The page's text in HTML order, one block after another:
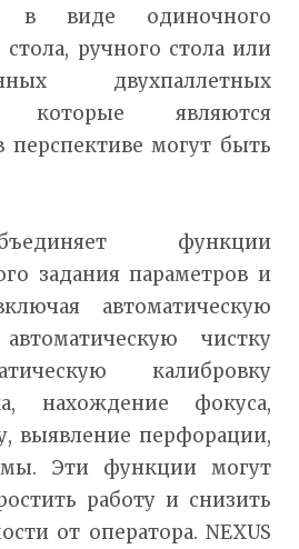
в виде одиночного
ручного стола или
двухпаллетных
которые являются
могут быть
функции
задания параметров и
автоматическую
чистку
калибровку
нахождение фокуса,
выявление перфорации,
Эти функции могут
работу и снизить
от оператора. NEXUS